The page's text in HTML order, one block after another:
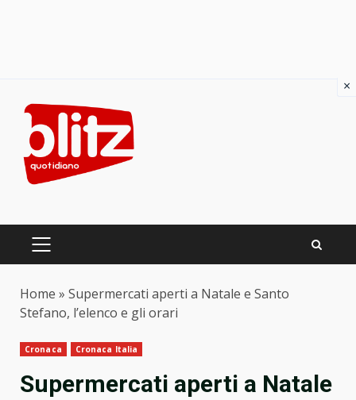
content
PRIMARY
Home » Supermercati aperti a Natale e Santo
Stefano, l’elenco e gli orari
Cronaca Cronaca Italia
Supermercati aperti a Natale
×